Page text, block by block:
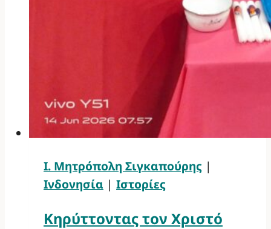
Ι. Μητρόπολη Σιγκαπούρης |
Ινδονησία | Ιστορίες
Κηρύττοντας τον Χριστό